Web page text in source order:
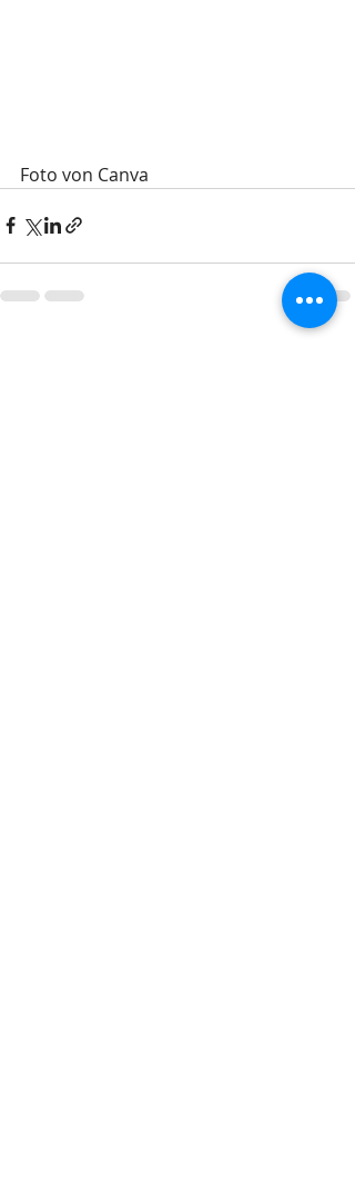
Foto von Canva